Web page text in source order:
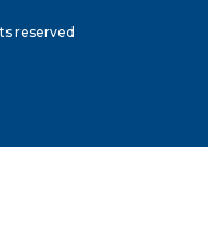
reserved